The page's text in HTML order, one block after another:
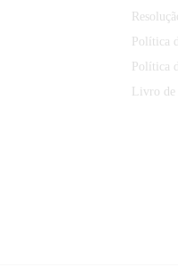
Política
Política
Livro